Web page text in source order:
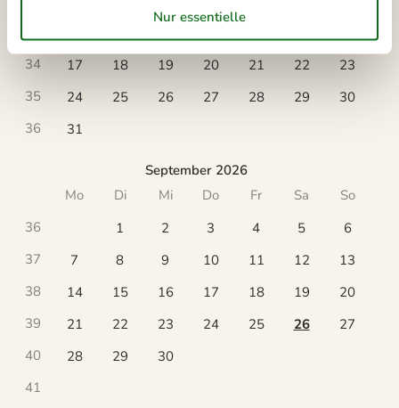
34
17 18 19 20 21 22
23
35
24 25 26 27 28 29
30
36
31
September 2026
Mo
Di Mi Do Fr Sa
So
36
1 2 3 4 5
6
37
7 8 9 10 11 12
13
38
14 15 16 17 18 19
20
39
21 22 23 24 25 26
27
40
28 29
30
41